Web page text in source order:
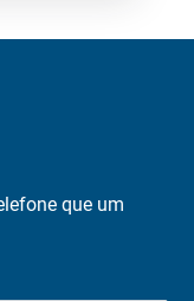
que um